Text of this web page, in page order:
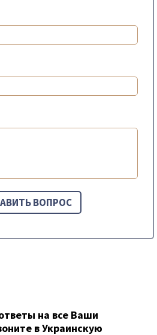
на все Ваши
в Украинскую